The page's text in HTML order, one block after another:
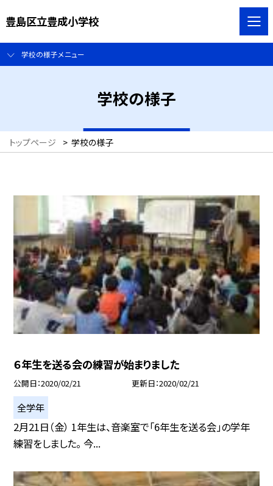
豊島区立豊成小学校
学校の様子メニュー
学校の様子
トップページ > 学校の様子
６年生を送る会の練習が始まりました
公開日 2020/02/21 更新日 2020/02/21
全学年
2月21日（金） 1年生は、音楽室で「6年生を送る会」の学年
練習をしました。 今...